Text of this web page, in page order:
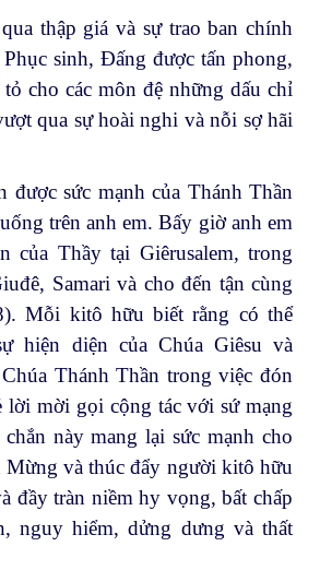
thập giá và sự trao ban chính
sinh, Đấng được tấn phong,
cho các môn đệ những dấu chỉ
qua sự hoài nghi và nỗi sợ hãi
được sức mạnh của Thánh Thần
trên anh em. Bấy giờ anh em
của Thầy tại Giêrusalem, trong
Samari và cho đến tận cùng
Mỗi kitô hữu biết rằng có thể
hiện diện của Chúa Giêsu và
Thánh Thần trong việc đón
lời mời gọi cộng tác với sứ mạng
này mang lại sức mạnh cho
và thúc đẩy người kitô hữu
đầy tràn niềm hy vọng, bất chấp
nguy hiểm, dửng dưng và thất